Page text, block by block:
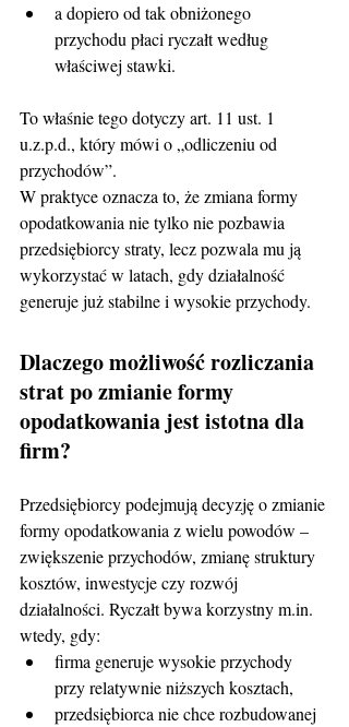
a dopiero od tak obniżonego
przychodu płaci ryczałt według
właściwej stawki.
To właśnie tego dotyczy art. 11 ust. 1
u.z.p.d., który mówi o „odliczeniu od
przychodów”.
W praktyce oznacza to, że zmiana formy
opodatkowania nie tylko nie pozbawia
przedsiębiorcy straty, lecz pozwala mu ją
wykorzystać w latach, gdy działalność
generuje już stabilne i wysokie przychody.
Dlaczego możliwość rozliczania
strat po zmianie formy
opodatkowania jest istotna dla
firm?
Przedsiębiorcy podejmują decyzję o zmianie
formy opodatkowania z wielu powodów –
zwiększenie przychodów, zmianę struktury
kosztów, inwestycje czy rozwój
działalności. Ryczałt bywa korzystny m.in.
wtedy, gdy:
firma generuje wysokie przychody
przy relatywnie niższych kosztach,
przedsiębiorca nie chce rozbudowanej